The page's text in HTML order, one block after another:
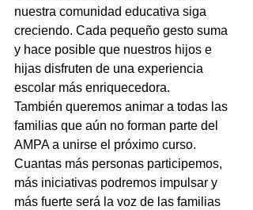
nuestra comunidad educativa siga
creciendo. Cada pequeño gesto suma
y hace posible que nuestros hijos e
hijas disfruten de una experiencia
escolar más enriquecedora.
También queremos animar a todas las
familias que aún no forman parte del
AMPA a unirse el próximo curso.
Cuantas más personas participemos,
más iniciativas podremos impulsar y
más fuerte será la voz de las familias